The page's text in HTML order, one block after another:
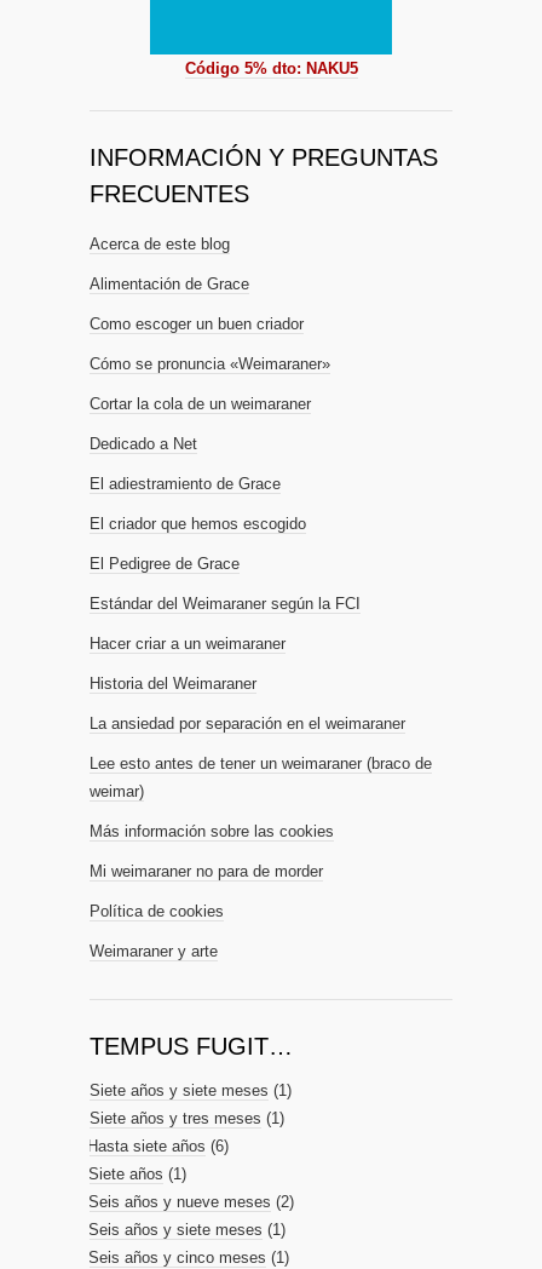
Código 5% dto: NAKU5
INFORMACIÓN Y PREGUNTAS
FRECUENTES
Acerca de este blog
Alimentación de Grace
Como escoger un buen criador
Cómo se pronuncia «Weimaraner»
Cortar la cola de un weimaraner
Dedicado a Net
El adiestramiento de Grace
El criador que hemos escogido
El Pedigree de Grace
Estándar del Weimaraner según la FCI
Hacer criar a un weimaraner
Historia del Weimaraner
La ansiedad por separación en el weimaraner
Lee esto antes de tener un weimaraner (braco de
weimar)
Más información sobre las cookies
Mi weimaraner no para de morder
Política de cookies
Weimaraner y arte
TEMPUS FUGIT…
Siete años y siete meses (1)
Siete años y tres meses (1)
Hasta siete años (6)
Siete años (1)
Seis años y nueve meses (2)
Seis años y siete meses (1)
Seis años y cinco meses (1)